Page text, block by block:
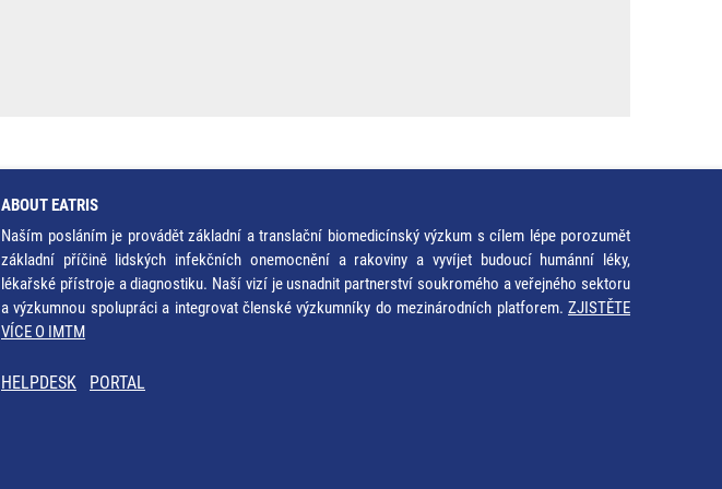
ABOUT EATRIS
Naším posláním je provádět základní a translační biomedicínský výzkum s cílem lépe porozumět
základní příčině lidských infekčních onemocnění a rakoviny a vyvíjet budoucí humánní léky,
lékařské přístroje a diagnostiku. Naší vizí je usnadnit partnerství soukromého a veřejného sektoru
a výzkumnou spolupráci a integrovat členské výzkumníky do mezinárodních platforem. ZJISTĚTE
VÍCE O IMTM
HELPDESK PORTAL